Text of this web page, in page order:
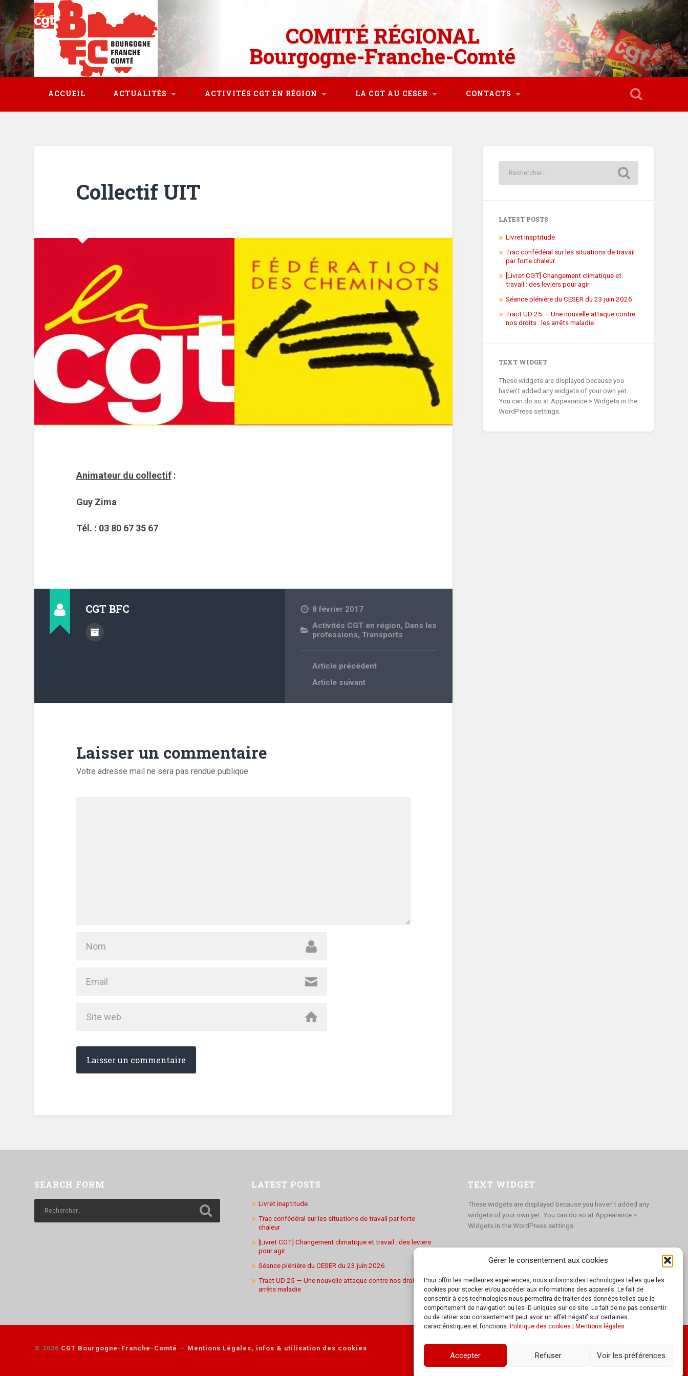
Gérer le consentement aux cookies
Pour offrir les meilleures expériences, nous utilisons des technologies telles que les
cookies pour stocker et/ou accéder aux informations des appareils. Le fait de
consentir à ces technologies nous permettra de traiter des données telles que le
comportement de navigation ou les ID uniques sur ce site. Le fait de ne pas consentir
ou de retirer son consentement peut avoir un effet négatif sur certaines
caractéristiques et fonctions. Politique des cookies Mentions légales
Accepter Refuser Voir les préférences
COMITÉ RÉGIONAL
Bourgogne-Franche-Comté
ACCUEIL ACTUALITÉS ACTIVITÉS CGT EN RÉGION LA CGT AU CESER CONTACTS
Collectif UIT
Animateur du collectif:
Guy Zima
Tél. : 03 80 67 35 67
CGT BFC
8 février 2017
Activités CGT en région, Dans les
professions,Transports
Article précédent
Article suivant
Laisser un commentaire
Votre adresse mail ne sera pas rendue publique
LATEST POSTS
Livret inaptitude
Trac confédéral sur les situations de travail
par forte chaleur
[Livret CGT] Changement climatique et
travail : des leviers pour agir
Séance plénière du CESER du 23 juin 2026
Tract UD 25 — Une nouvelle attaque contre
nos droits : les arrêts maladie
TEXT WIDGET
These widgets are displayed because you
haven't added any widgets of your own yet.
You can do so at Appearance > Widgets in the
WordPress settings.
SEARCH FORM LATEST POSTS
Livret inaptitude
Trac confédéral sur les situations de travail par forte
chaleur
[Livret CGT] Changement climatique et travail : des leviers
pour agir
Séance plénière du CESER du 23 juin 2026
Tract UD 25 — Une nouvelle attaque contre nos droits : les
arrêts maladie
TEXT WIDGET
These widgets are displayed because you haven't added any
widgets of your own yet. You can do so at Appearance >
Widgets in the WordPress settings.
© 2026 CGT Bourgogne-Franche-Comté — Mentions Légales, infos & utilisation des cookies